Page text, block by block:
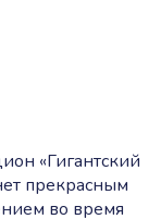
«Гигантский
прекрасным
во время